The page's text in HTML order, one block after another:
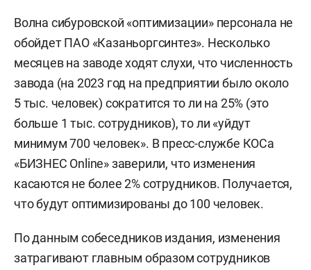
Волна сибуровской «оптимизации» персонала не
обойдет ПАО «Казаньоргсинтез». Несколько
месяцев на заводе ходят слухи, что численность
завода (на 2023 год на предприятии было около
5 тыс. человек) сократится то ли на 25% (это
больше 1 тыс. сотрудников), то ли «уйдут
минимум 700 человек». В пресс-службе КОСа
«БИЗНЕС Online» заверили, что изменения
касаются не более 2% сотрудников. Получается,
что будут оптимизированы до 100 человек.
По данным собеседников издания, изменения
затрагивают главным образом сотрудников